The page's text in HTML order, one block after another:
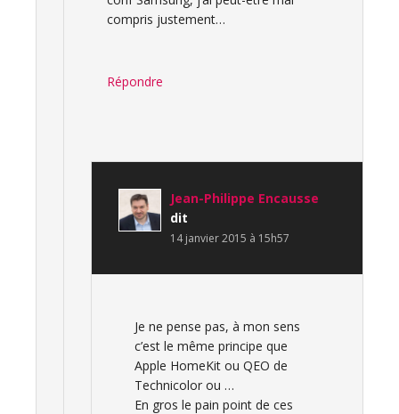
compris justement…
Répondre
Jean-Philippe Encausse
dit
14 janvier 2015 à 15h57
Je ne pense pas, à mon sens
c’est le même principe que
Apple HomeKit ou QEO de
Technicolor ou …
En gros le pain point de ces